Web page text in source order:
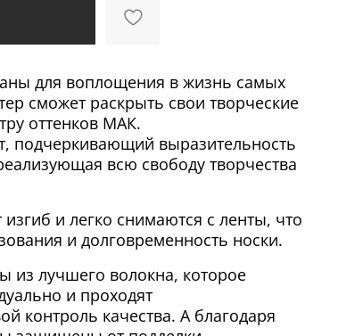
для воплощения в жизнь самых
сможет раскрыть свои творческие
оттенков МАК.
подчеркивающий выразительность
всю свободу творчества
и легко снимаются с ленты, что
и долговременность носки.
из лучшего волокна, которое
и проходят
контроль качества. А благодаря